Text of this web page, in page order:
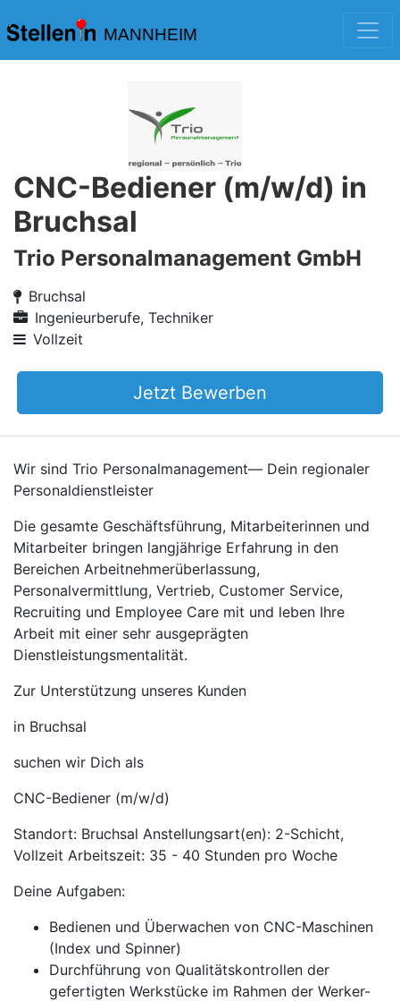
MANNHEIM
CNC-Bediener (m/w/d) in
Bruchsal
Trio Personalmanagement GmbH
Bruchsal
Ingenieurberufe, Techniker
Vollzeit
Jetzt Bewerben
Wir sind Trio Personalmanagement— Dein regionaler
Personaldienstleister
Die gesamte Geschäftsführung, Mitarbeiterinnen und
Mitarbeiter bringen langjährige Erfahrung in den
Bereichen Arbeitnehmerüberlassung,
Personalvermittlung, Vertrieb, Customer Service,
Recruiting und Employee Care mit und leben Ihre
Arbeit mit einer sehr ausgeprägten
Dienstleistungsmentalität.
Zur Unterstützung unseres Kunden
in Bruchsal
suchen wir Dich als
CNC-Bediener (m/w/d)
Standort: Bruchsal Anstellungsart(en): 2-Schicht,
Vollzeit Arbeitszeit: 35 - 40 Stunden pro Woche
Deine Aufgaben:
Bedienen und Überwachen von CNC-Maschinen
(Index und Spinner)
Durchführung von Qualitätskontrollen der
gefertigten Werkstücke im Rahmen der Werker-